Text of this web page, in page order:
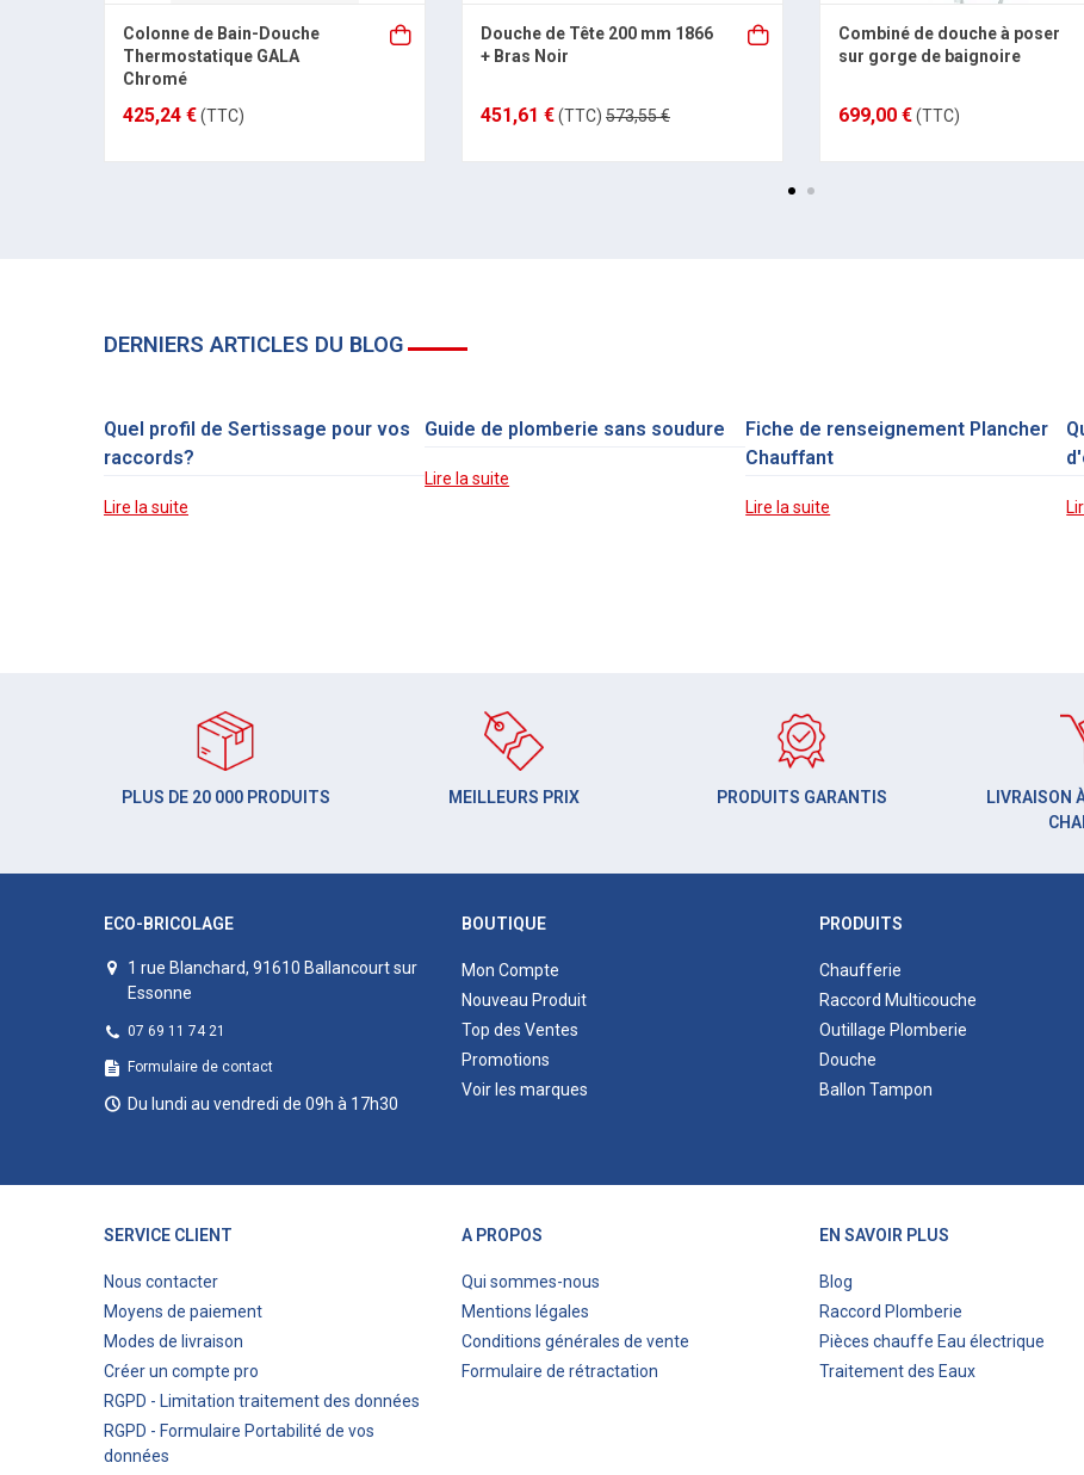
Colonne de Bain-Douche
Thermostatique GALA
Chromé
425,24 €(TTC)
Douche de Tête 200 mm 1866
+ Bras Noir
451,61 €(TTC) 573,55 €
Combiné de douche à poser
sur gorge de baignoire
699,00 €(TTC)
DERNIERS ARTICLES DU BLOG
Quel profil de Sertissage pour vos
raccords?
Lire la suite
Guide de plomberie sans soudure
Lire la suite
Fiche de renseignement Plancher
Chauffant
Lire la suite
PLUS DE 20 000 PRODUITS MEILLEURS PRIX PRODUITS GARANTIS
LIVRAISON
ECO-BRICOLAGE
1 rue Blanchard, 91610 Ballancourt sur
Essonne
07 69 11 74 21
Formulaire de contact
Du lundi au vendredi de 09h à 17h30
BOUTIQUE
Mon Compte
Nouveau Produit
Top des Ventes
Promotions
Voir les marques
PRODUITS
Chaufferie
Raccord Multicouche
Outillage Plomberie
Douche
Ballon Tampon
SERVICE CLIENT
Nous contacter
Moyens de paiement
Modes de livraison
Créer un compte pro
RGPD - Limitation traitement des données
RGPD - Formulaire Portabilité de vos
données
A PROPOS
Qui sommes-nous
Mentions légales
Conditions générales de vente
Formulaire de rétractation
EN SAVOIR PLUS
Blog
Raccord Plomberie
Pièces chauffe Eau électrique
Traitement des Eaux